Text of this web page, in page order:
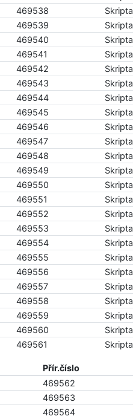
469538
Skripta
469539
Skripta
469540
Skripta
469541
Skripta
469542
Skripta
469543
Skripta
469544
Skripta
469545
Skripta
469546
Skripta
469547
Skripta
469548
Skripta
469549
Skripta
469550
Skripta
469551
Skripta
469552
Skripta
469553
Skripta
469554
Skripta
469555
Skripta
469556
Skripta
469557
Skripta
469558
Skripta
469559
Skripta
469560
Skripta
469561 Skripta
Přír.číslo
469562
469563
469564